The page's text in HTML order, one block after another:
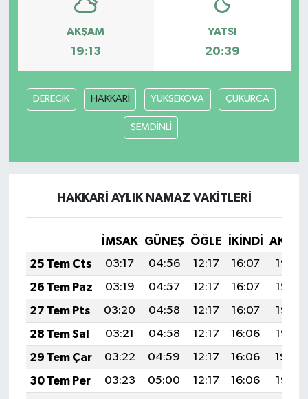
AKŞAM
19:13
YATSI
20:39
DERECİK HAKKARİ YÜKSEKOVA ÇUKURCA
ŞEMDİNLİ
HAKKARİ AYLIK NAMAZ VAKITLERI
İMSAK GÜNEŞ ÖĞLE İKINDI
25 Tem Cts
03:17 04:56 12:17 16:07
19:27
26 Tem Paz
03:19 04:57 12:17 16:07
19:26
27 Tem Pts
03:20 04:58 12:17 16:07
19:26
28 Tem Sal
03:21 04:58 12:17 16:06
19:25
29 Tem Çar
03:22 04:59 12:17 16:06
19:24
30 Tem Per
03:23 05:00 12:17 16:06
19:23